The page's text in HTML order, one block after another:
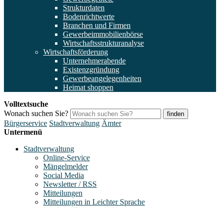
Strukturdaten
Bodenrichtwerte
Branchen und Firmen
Gewerbeimmobilienbörse
Wirtschaftsstrukturanalyse
Wirtschaftsförderung
Unternehmerabende
Existenzgründung
Gewerbeangelegenheiten
Heimat shoppen
Volltextsuche
Wonach suchen Sie?
finden
Bürgerservice Stadtverwaltung Ämter
Untermenü
Stadtverwaltung
Online-Service
Mängelmelder
Social Media
Newsletter / RSS
Mitteilungen
Mitteilungen in Leichter Sprache